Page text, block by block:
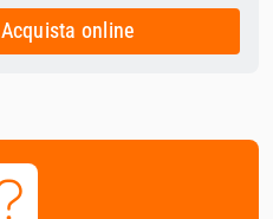
Acquista online